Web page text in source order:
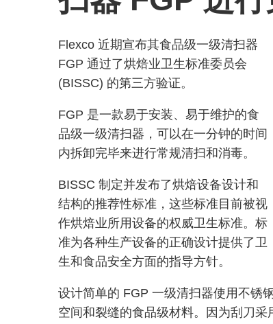
Flexco 近期宣布其食品级一级清扫器
FGP 通过了烘焙业卫生标准委员会
(BISSC) 的第三方验证。
FGP 是一款易于安装、易于维护的食
品级一级清扫器，可以在一分钟的时间
内拆卸完毕来进行常规清扫和消毒。
BISSC 制定并发布了烘焙设备设计和
结构的推荐性标准，这些标准目前被视
作烘焙业所用设备的权威卫生标准。标
准为各种生产设备的正确设计提供了卫
生和食品安全方面的指导方针。
设计简单的 FGP 一级清扫器使用不锈
空间和裂缝的食品级材料。因为刮刀